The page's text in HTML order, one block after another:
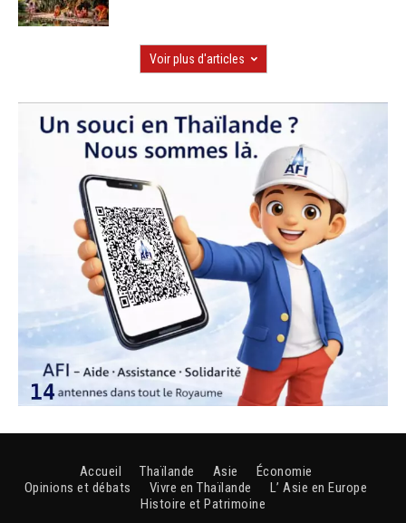
Voir plus d'articles
Accueil Thaïlande Asie
Économie
Opinions et débats
Vivre en Thaïlande
L’ Asie en Europe
Histoire et Patrimoine